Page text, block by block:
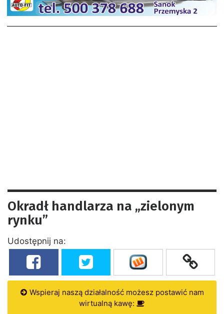
Okradł handlarza na „zielonym
rynku”
Udostępnij na:
Wspieraj naszą działalność możesz postawić nam
wirtualną kawę: